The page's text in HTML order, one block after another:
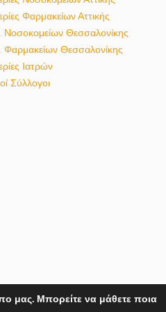
Φαρμακείων Αττικής
Νοσοκομείων Θεσσαλονίκης
Φαρμακείων Θεσσαλονίκης
Ιατρών
Σύλλογοι
μας. Μπορείτε να μάθετε ποια